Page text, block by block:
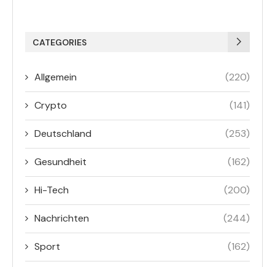
CATEGORIES
Allgemein (220)
Crypto (141)
Deutschland (253)
Gesundheit (162)
Hi-Tech (200)
Nachrichten (244)
Sport (162)